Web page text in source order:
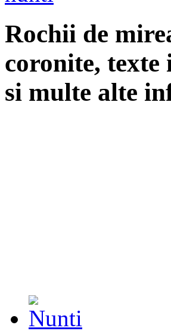
Rochii de
coronite,
si multe alte